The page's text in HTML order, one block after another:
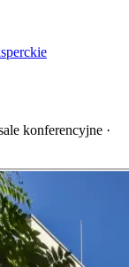
konferencyjne ·